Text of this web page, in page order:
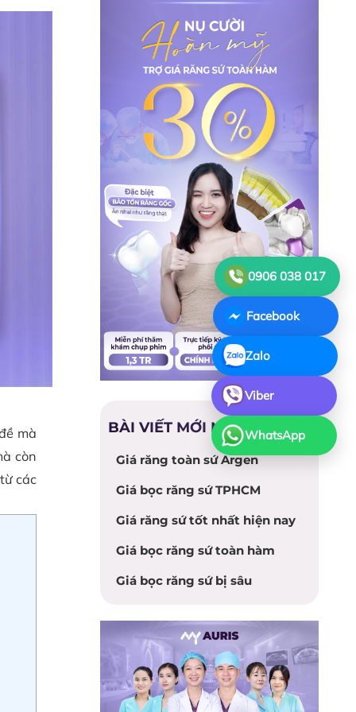
mà
còn
các
BÀI VIẾT MỚI NHẤT
Giá răng toàn sứ Argen
Giá bọc răng sứ TPHCM
Giá răng sứ tốt nhất hiện nay
Giá bọc răng sứ toàn hàm
Giá bọc răng sứ bị sâu
0906 038 017
Facebook
Zalo
Viber
WhatsApp